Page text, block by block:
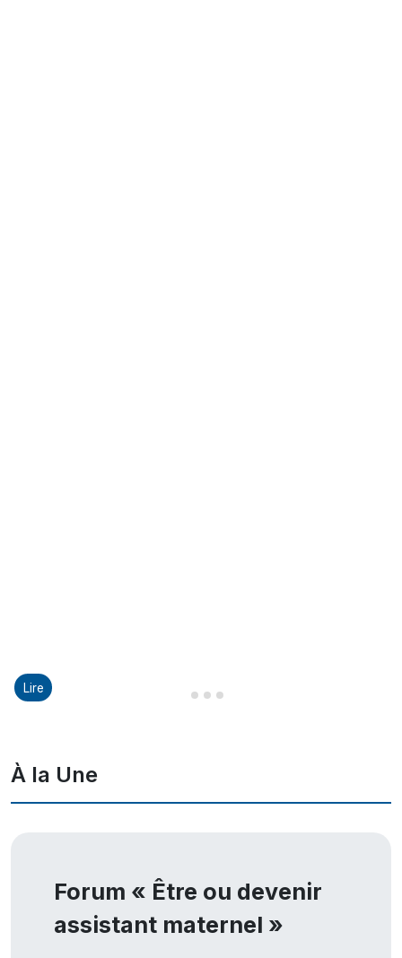
Diapositive 1 sur 8
Diapositive 2 sur 8
Diapositive 3 sur 8
Diapositive 4 sur 8
Lire
À la Une
Forum « Être ou devenir
assistant maternel »